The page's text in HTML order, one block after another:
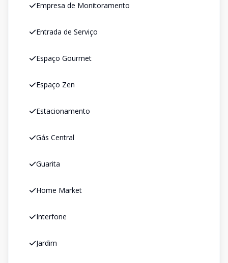
Empresa de Monitoramento
Entrada de Serviço
Espaço Gourmet
Espaço Zen
Estacionamento
Gás Central
Guarita
Home Market
Interfone
Jardim